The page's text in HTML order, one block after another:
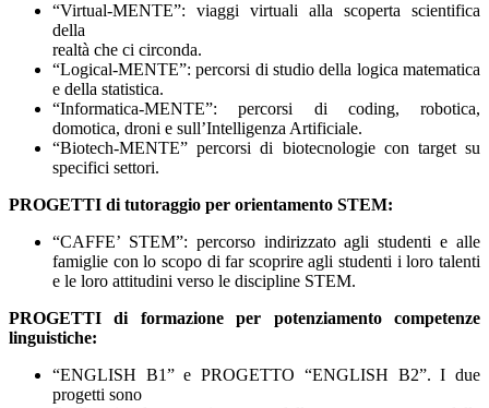
“Virtual-MENTE”: viaggi virtuali alla scoperta scientifica
della
realtà che ci circonda.
“Logical-MENTE”: percorsi di studio della logica matematica
e della statistica.
“Informatica-MENTE”: percorsi di coding, robotica,
domotica, droni e sull’Intelligenza Artificiale.
“Biotech-MENTE” percorsi di biotecnologie con target su
specifici settori.
PROGETTI di tutoraggio per orientamento STEM:
“CAFFE’ STEM”: percorso indirizzato agli studenti e alle
famiglie con lo scopo di far scoprire agli studenti i loro talenti
e le loro attitudini verso le discipline STEM.
PROGETTI di formazione per potenziamento competenze
linguistiche:
“ENGLISH B1” e PROGETTO “ENGLISH B2”. I due
progetti sono